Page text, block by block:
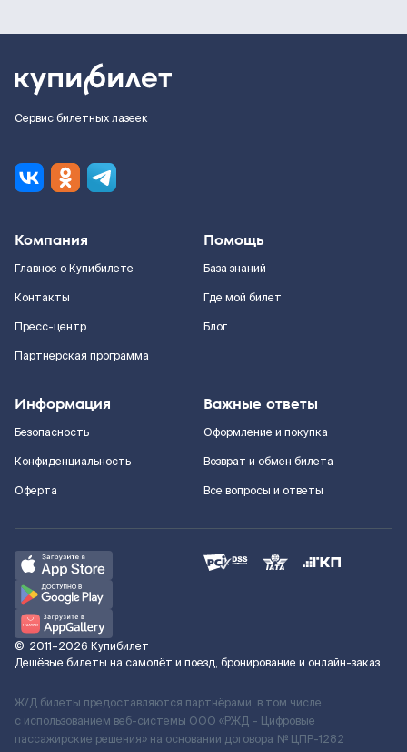
Сервис билетных лазеек
Компания
Главное о Купибилете
Контакты
Пресс-центр
Партнерская программа
Помощь
База знаний
Где мой билет
Блог
Информация
Безопасность
Конфиденциальность
Оферта
Важные ответы
Оформление и покупка
Возврат и обмен билета
Все вопросы и ответы
© 2011–2026 Купибилет
Дешёвые билеты на самолёт и поезд, бронирование и онлайн-заказ
Ж/Д билеты предоставляются партнёрами, в том числе
с использованием веб-системы ООО «РЖД – Цифровые
пассажирские решения» на основании договора № ЦПР-1282